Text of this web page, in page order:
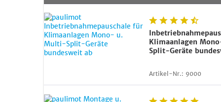
Klimaanlagen
Split-Geräte
Artikel-Nr.: 9000